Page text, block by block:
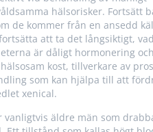
hälsorisker. Fortsätt
de kommer från en ansedd
att ta det långsiktigt, vad
är dåligt hormonering
kost, tillverkare av
som kan hjälpa till att
xenical.
äldre män som